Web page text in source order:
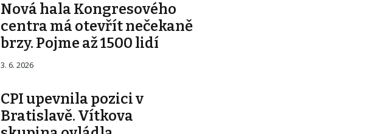
Nová hala Kongresového
centra má otevřít nečekaně
brzy. Pojme až 1500 lidí
3. 6. 2026
CPI upevnila pozici v
Bratislavě. Vítkova